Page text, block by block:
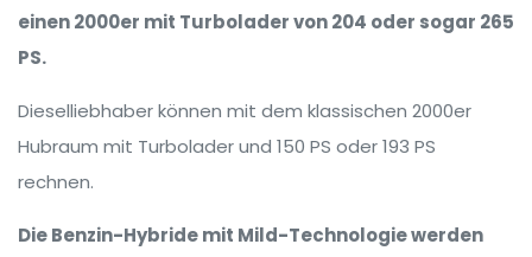
einen 2000er mit Turbolader von 204 oder sogar 265
PS.
Dieselliebhaber können mit dem klassischen 2000er
Hubraum mit Turbolader und 150 PS oder 193 PS
rechnen.
Die Benzin-Hybride mit Mild-Technologie werden